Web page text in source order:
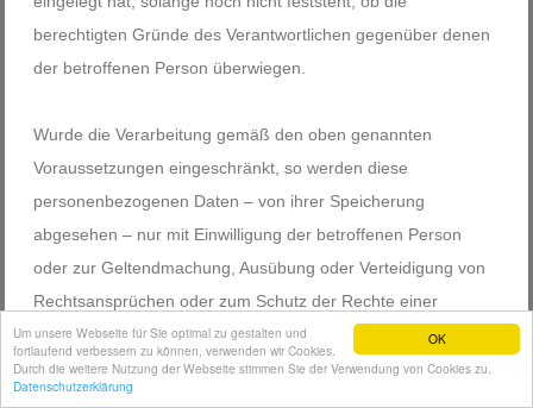
OK
Um unsere Webseite für Sie optimal zu gestalten und
fortlaufend verbessern zu können, verwenden wir Cookies.
Durch die weitere Nutzung der Webseite stimmen Sie der Verwendung von Cookies zu.
Datenschutzerklärung
berechtigten Gründe des Verantwortlichen gegenüber denen
der betroffenen Person überwiegen.
Wurde die Verarbeitung gemäß den oben genannten
Voraussetzungen eingeschränkt, so werden diese
personenbezogenen Daten – von ihrer Speicherung
abgesehen – nur mit Einwilligung der betroffenen Person
oder zur Geltendmachung, Ausübung oder Verteidigung von
Rechtsansprüchen oder zum Schutz der Rechte einer
anderen natürlichen oder juristischen Person oder aus
Gründen eines wichtigen öffentlichen Interesses der Union